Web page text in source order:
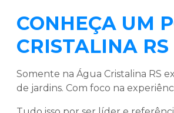
CONHEÇA UM
CRISTALINA RS
Somente na Água Cristalina RS
de jardins. Com foco na